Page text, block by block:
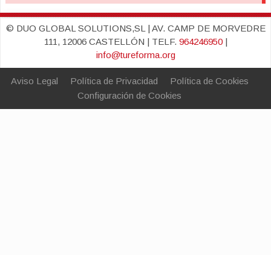
© DUO GLOBAL SOLUTIONS,SL | AV. CAMP DE MORVEDRE
111, 12006 CASTELLÓN | TELF. 964246950|
info@tureforma.org
Aviso Legal Política de Privacidad
Política de Cookies
Configuración de Cookies